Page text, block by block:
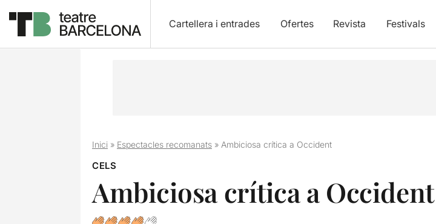
Cartellera i entrades Ofertes Revista Festivals
Inici» Espectacles recomanats» Ambiciosa crítica a Occident
CELS
Ambiciosa crítica a Occident